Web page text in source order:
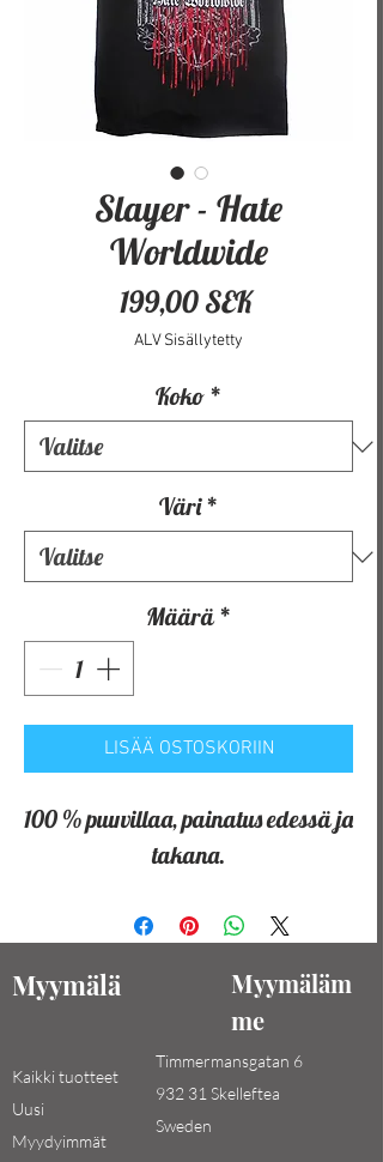
Slayer - Hate
Worldwide
199,00 SEKHinta
ALV Sisällytetty
Koko *
Väri *
Määrä *
LISÄÄ OSTOSKORIIN
100 % puuvillaa, painatus edessä ja
takana.
Myymälä
Myymäläm
me
Kaikki tuotteet
Uusi
Myydyimmät
Timmermansgatan 6
932 31 Skelleftea
Sweden